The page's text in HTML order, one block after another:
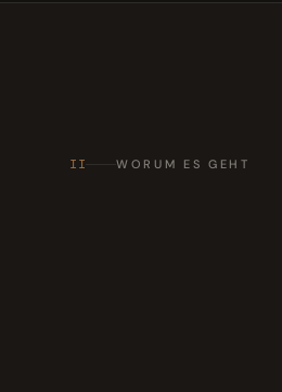
II WORUM ES GEHT